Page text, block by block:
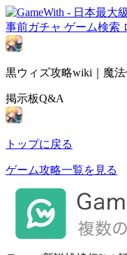
事前ガチャ ゲーム検索
黒ウィズ攻略wiki｜魔
掲示板Q&A
トップに戻る
ゲーム攻略一覧を見る